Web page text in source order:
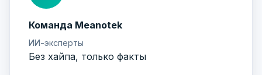
Команда Meanotek
ИИ-эксперты
Без хайпа, только факты